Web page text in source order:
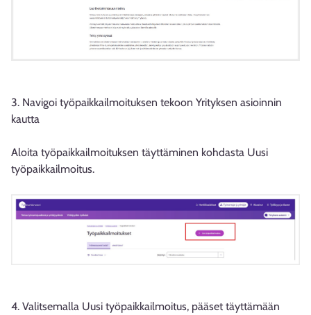
3. Navigoi työpaikkailmoituksen tekoon Yrityksen asioinnin
kautta
Aloita työpaikkailmoituksen täyttäminen kohdasta Uusi
työpaikkailmoitus.
4. Valitsemalla Uusi työpaikkailmoitus, pääset täyttämään